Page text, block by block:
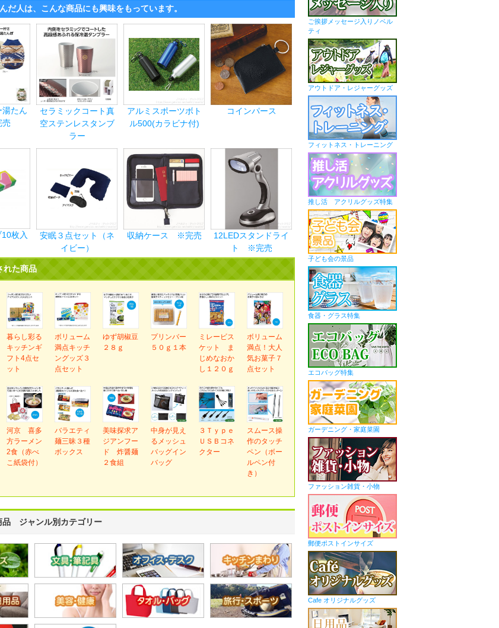
だ人は、こんな商品にも興味をもっています。
湯たん
セラミックコート真
空ステンレスタンブ
ラー
アルミスポーツボト
ル500(カラビナ付)
コインパース
枚入
安眠３点セット（ネ
イビー）
収納ケース ※完売
12LEDスタンドライ
ト ※完売
れた商品
暮らし彩る
キッチンギ
フト4点セ
ット
ボリューム
満点キッチ
ングッズ３
点セット
ゆず胡椒豆
２８ｇ
プリンバー
５０ｇ１本
ミレービス
ケット ま
じめなおか
し１２０ｇ
ボリューム
満点！大人
気お菓子７
点セット
河京 喜多
方ラーメン
2食（赤べ
こ紙袋付）
バラエティ
麺三昧３種
ボックス
美味探求ア
ジアンフー
ド 炸醤麺
２食組
中身が見え
るメッシュ
バッグイン
バッグ
３Ｔｙｐｅ
ＵＳＢコネ
クター
スムース操
作のタッチ
ペン（ボー
ルペン付
き）
品 ジャンル別カテゴリー
ご挨拶メッセージ入りノベル
ティ
アウトドア・レジャーグッズ
フィットネス・トレーニング
推し活 アクリルグッズ特集
子ども会の景品
食器・グラス特集
エコバッグ特集
ガーデニング・家庭菜園
ファッション雑貨・小物
郵便ポストインサイズ
Cafe オリジナルグッズ